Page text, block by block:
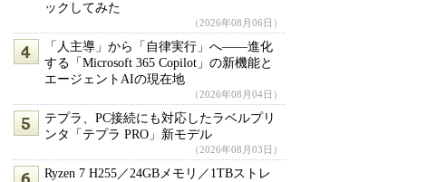
ックしてみた
（2026年08月06日）
「人主導」から「自律実行」へ――進化
する「Microsoft 365 Copilot」の新機能と
エージェントAIの現在地
（2026年08月04日）
テプラ、PC接続にも対応したラベルプリ
ンタ「テプラ PRO」新モデル
（2026年08月03日）
Ryzen 7 H255／24GBメモリ／1TBストレ